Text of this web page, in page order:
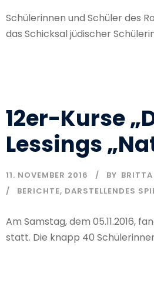
Schülerinnen und Schüler des
das Schicksal jüdischer
12er-Kurse
Lessings
11. NOVEMBER 2016 BY
BERICHTE, DARSTELLENDES
Am Samstag, dem 05.11.2016,
statt. Die knapp 40